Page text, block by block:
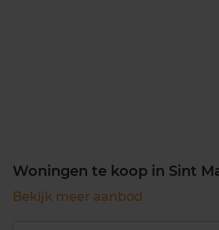
Woningen te koop in Sint
Bekijk meer aanbod